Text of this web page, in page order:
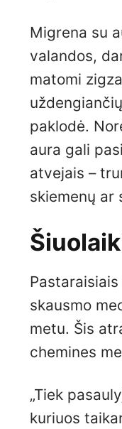
Migrena su
valandos,
matomi
paklodė.
aura gali
atvejais –
skiemenų ar
skausmo
metu. Šis
chemines
„Tiek
kuriuos